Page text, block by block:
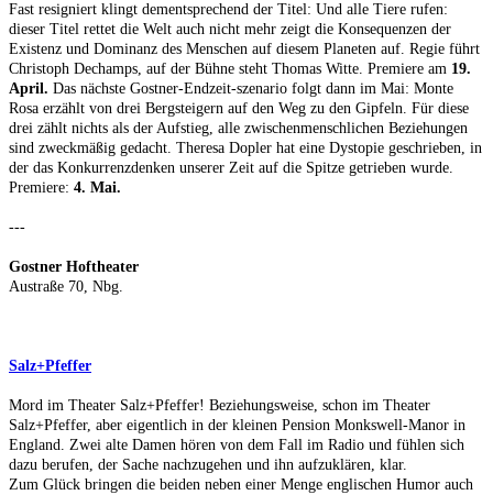
Fast resigniert klingt dementsprechend der Titel: Und alle Tiere rufen:
dieser Titel rettet die Welt auch nicht mehr zeigt die Konsequenzen der
Existenz und Dominanz des Menschen auf diesem Planeten auf. Regie führt
Christoph Dechamps, auf der Bühne steht Thomas Witte. Premiere am 19.
April. Das nächste Gostner-Endzeit-szenario folgt dann im Mai: Monte
Rosa erzählt von drei Bergsteigern auf den Weg zu den Gipfeln. Für diese
drei zählt nichts als der Aufstieg, alle zwischenmenschlichen Beziehungen
sind zweckmäßig gedacht. Theresa Dopler hat eine Dystopie geschrieben, in
der das Konkurrenzdenken unserer Zeit auf die Spitze getrieben wurde.
Premiere: 4. Mai.
---
Gostner Hoftheater
Austraße 70, Nbg.
Salz+Pfeffer
Mord im Theater Salz+Pfeffer! Beziehungsweise, schon im Theater
Salz+Pfeffer, aber eigentlich in der kleinen Pension Monkswell-Manor in
England. Zwei alte Damen hören von dem Fall im Radio und fühlen sich
dazu berufen, der Sache nachzugehen und ihn aufzuklären, klar.
Zum Glück bringen die beiden neben einer Menge englischen Humor auch